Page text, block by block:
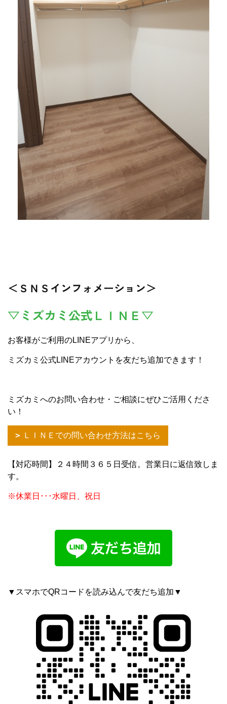
＜ＳＮＳインフォメーション＞
▽ミズカミ公式ＬＩＮＥ▽
お客様がご利用のLINEアプリから、
ミズカミ公式LINEアカウントを友だち追加できます！
ミズカミへのお問い合わせ・ご相談にぜひご活用くださ
い！
ＬＩＮＥでの問い合わせ方法はこちら
【対応時間】２４時間３６５日受信。営業日に返信致しま
す。
※休業日･･･水曜日、祝日
▼スマホでQRコードを読み込んで友だち追加▼